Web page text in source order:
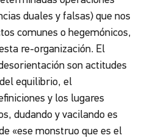
duales y falsas) que nos
comunes o hegemónicos,
re-organización. El
son actitudes
equilibrio, el
y los lugares
dudando y vacilando es
«ese monstruo que es el